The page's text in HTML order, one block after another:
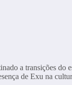
a transições do